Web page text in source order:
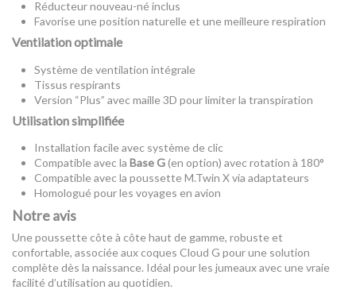
Réducteur nouveau-né inclus
Favorise une position naturelle et une meilleure respiration
Ventilation optimale
Système de ventilation intégrale
Tissus respirants
Version “Plus” avec maille 3D pour limiter la transpiration
Utilisation simplifiée
Installation facile avec système de clic
Compatible avec la Base G(en option) avec rotation à 180°
Compatible avec la poussette M.Twin X via adaptateurs
Homologué pour les voyages en avion
Notre avis
Une poussette côte à côte haut de gamme, robuste et
confortable, associée aux coques Cloud G pour une solution
complète dès la naissance. Idéal pour les jumeaux avec une vraie
facilité d’utilisation au quotidien.